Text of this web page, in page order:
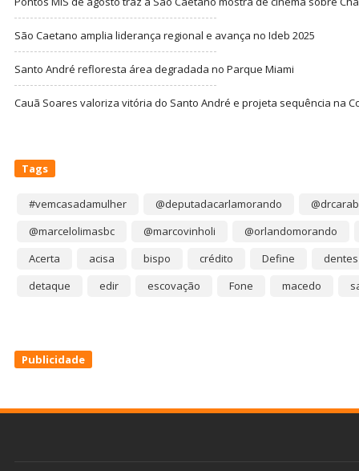
São Caetano amplia liderança regional e avança no Ideb 2025
Santo André refloresta área degradada no Parque Miami
Cauã Soares valoriza vitória do Santo André e projeta sequência na
Tags
#vemcasadamulher @deputadacarlamorando
@marcelolimasbc
@marcovinholi
@orlandomorando
Acerta
acisa bispo crédito Define
dentes
detaque
edir escovação Fone macedo
Publicidade